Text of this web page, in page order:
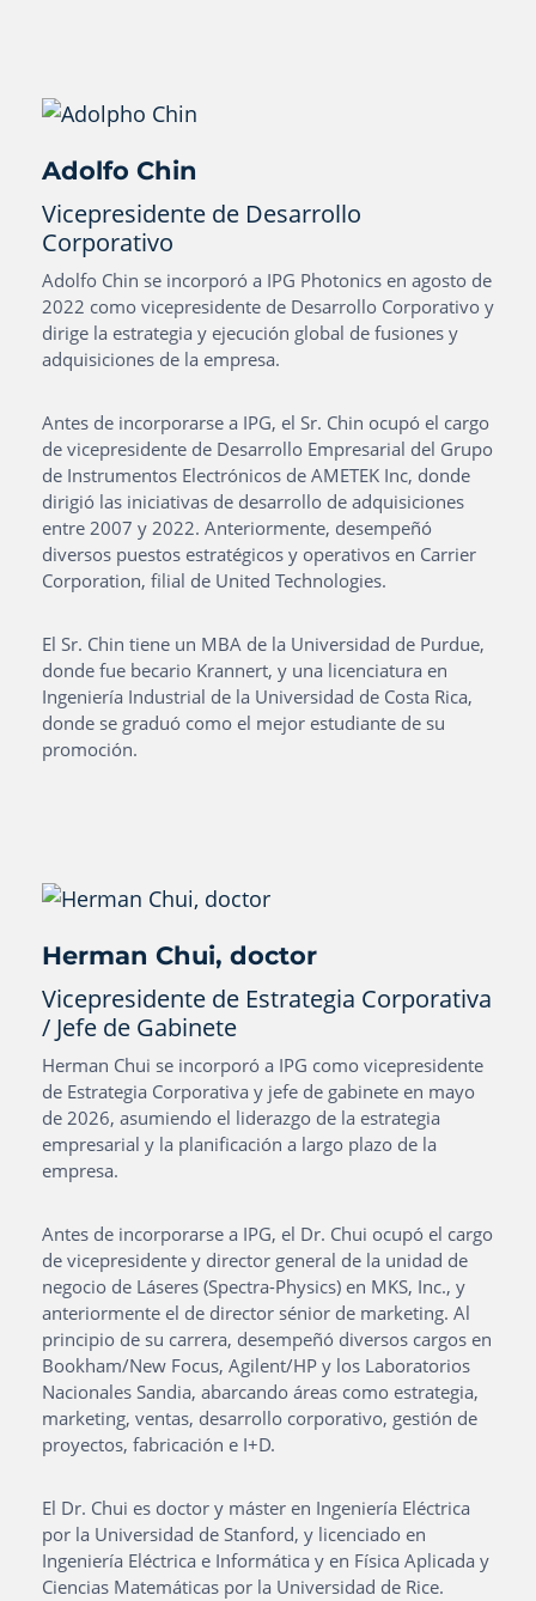
Adolfo Chin
Vicepresidente de Desarrollo
Corporativo
Adolfo Chin se incorporó a IPG Photonics en agosto de
2022 como vicepresidente de Desarrollo Corporativo y
dirige la estrategia y ejecución global de fusiones y
adquisiciones de la empresa.
Antes de incorporarse a IPG, el Sr. Chin ocupó el cargo
de vicepresidente de Desarrollo Empresarial del Grupo
de Instrumentos Electrónicos de AMETEK Inc, donde
dirigió las iniciativas de desarrollo de adquisiciones
entre 2007 y 2022. Anteriormente, desempeñó
diversos puestos estratégicos y operativos en Carrier
Corporation, filial de United Technologies.
El Sr. Chin tiene un MBA de la Universidad de Purdue,
donde fue becario Krannert, y una licenciatura en
Ingeniería Industrial de la Universidad de Costa Rica,
donde se graduó como el mejor estudiante de su
promoción.
Herman Chui, doctor
Vicepresidente de Estrategia Corporativa
/ Jefe de Gabinete
Herman Chui se incorporó a IPG como vicepresidente
de Estrategia Corporativa y jefe de gabinete en mayo
de 2026, asumiendo el liderazgo de la estrategia
empresarial y la planificación a largo plazo de la
empresa.
Antes de incorporarse a IPG, el Dr. Chui ocupó el cargo
de vicepresidente y director general de la unidad de
negocio de Láseres (Spectra-Physics) en MKS, Inc., y
anteriormente el de director sénior de marketing. Al
principio de su carrera, desempeñó diversos cargos en
Bookham/New Focus, Agilent/HP y los Laboratorios
Nacionales Sandia, abarcando áreas como estrategia,
marketing, ventas, desarrollo corporativo, gestión de
proyectos, fabricación e I+D.
El Dr. Chui es doctor y máster en Ingeniería Eléctrica
por la Universidad de Stanford, y licenciado en
Ingeniería Eléctrica e Informática y en Física Aplicada y
Ciencias Matemáticas por la Universidad de Rice.